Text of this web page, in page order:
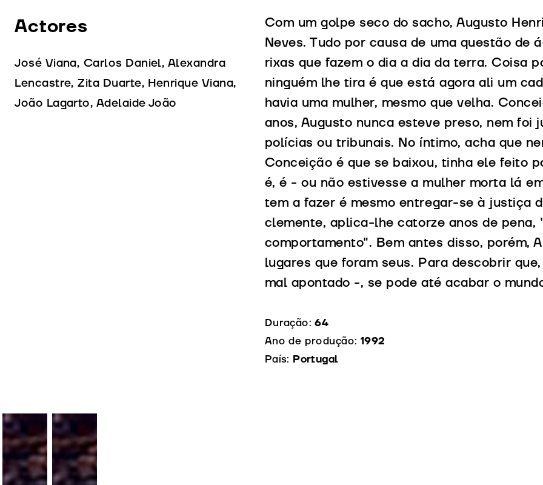
Actores
José Viana, Carlos Daniel, Alexandra
Lencastre, Zita Duarte, Henrique Viana,
João Lagarto, Adelaide João
Com um golpe seco do sacho, Augusto
Neves. Tudo por causa de uma questão de
rixas que fazem o dia a dia da terra. Coisa
ninguém lhe tira é que está agora ali um
havia uma mulher, mesmo que velha.
anos, Augusto nunca esteve preso, nem foi
polícias ou tribunais. No íntimo, acha que
Conceição é que se baixou, tinha ele feito
é, é - ou não estivesse a mulher morta lá
tem a fazer é mesmo entregar-se à justiça
clemente, aplica-lhe catorze anos de pena,
comportamento". Bem antes disso, porém,
lugares que foram seus. Para descobrir
mal apontado -, se pode até acabar o
Duração:64
Ano de produção: 1992
País: Portugal